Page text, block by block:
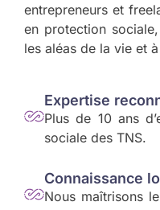
entrepreneurs et
en protection
les aléas de la vie et
Expertise
Plus de 10 ans
sociale des TNS.
Connaissance
Nous maîtrisons